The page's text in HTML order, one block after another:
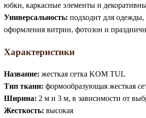
юбки, каркасные элементы и
Универсальность: подходит для одежды,
оформления витрин, фотозон и
Характеристики
Название: жесткая сетка KOM TUL
Тип ткани: формообразующая жесткая
Ширина: 2 м и 3 м, в зависимости от
Жесткость: высокая